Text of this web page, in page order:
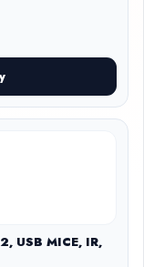
USB MICE, IR,